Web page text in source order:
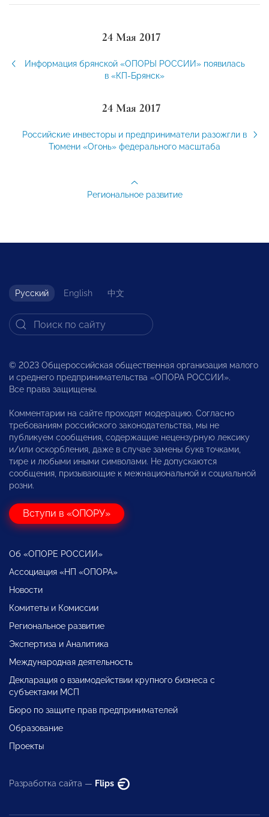
24 Мая 2017
Информация брянской «ОПОРЫ РОССИИ» появилась
в «КП-Брянск»
24 Мая 2017
Российские инвесторы и предприниматели разожгли в
Тюмени «Огонь» федерального масштаба
Региональное развитие
Русский English 中文
© 2023 Общероссийская общественная организация малого
и среднего предпринимательства «ОПОРА РОССИИ».
Все права защищены.
Комментарии на сайте проходят модерацию. Согласно
требованиям российского законодательства, мы не
публикуем сообщения, содержащие нецензурную лексику
и/или оскорбления, даже в случае замены букв точками,
тире и любыми иными символами. Не допускаются
сообщения, призывающие к межнациональной и социальной
розни.
Вступи в «ОПОРУ»
Об «ОПОРЕ РОССИИ»
Ассоциация «НП «ОПОРА»
Новости
Комитеты и Комиссии
Региональное развитие
Экспертиза и Аналитика
Международная деятельность
Декларация о взаимодействии крупного бизнеса с
субъектами МСП
Бюро по защите прав предпринимателей
Образование
Проекты
Разработка сайта — Flips